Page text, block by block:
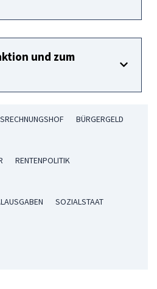
und zum
BÜRGERGELD
RENTENPOLITIK
SOZIALSTAAT